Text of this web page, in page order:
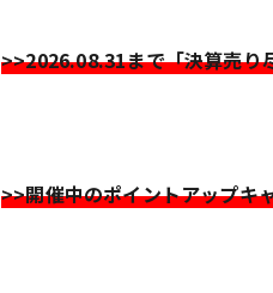
>>2026.08.31まで「決算売り
>>開催中のポイントアップキ